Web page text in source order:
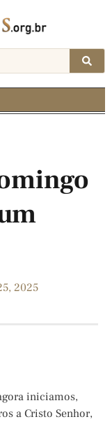
2025
iniciamos,
a Cristo Senhor,